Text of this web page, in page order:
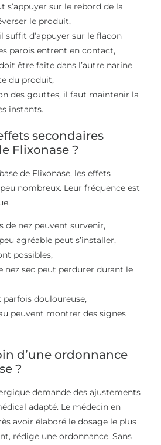
s’appuyer sur le rebord de la
le produit,
suffit d’appuyer sur le flacon
parois entrent en contact,
être faite dans l’autre narine
du produit,
des gouttes, il faut maintenir la
instants.
secondaires
Flixonase ?
de Flixonase, les effets
nombreux. Leur fréquence est
de nez peuvent survenir,
agréable peut s’installer,
possibles,
nez sec peut perdurer durant le
douloureuse,
peuvent montrer des signes
d’une ordonnance
?
demande des ajustements
adapté. Le médecin en
avoir élaboré le dosage le plus
rédige une ordonnance. Sans